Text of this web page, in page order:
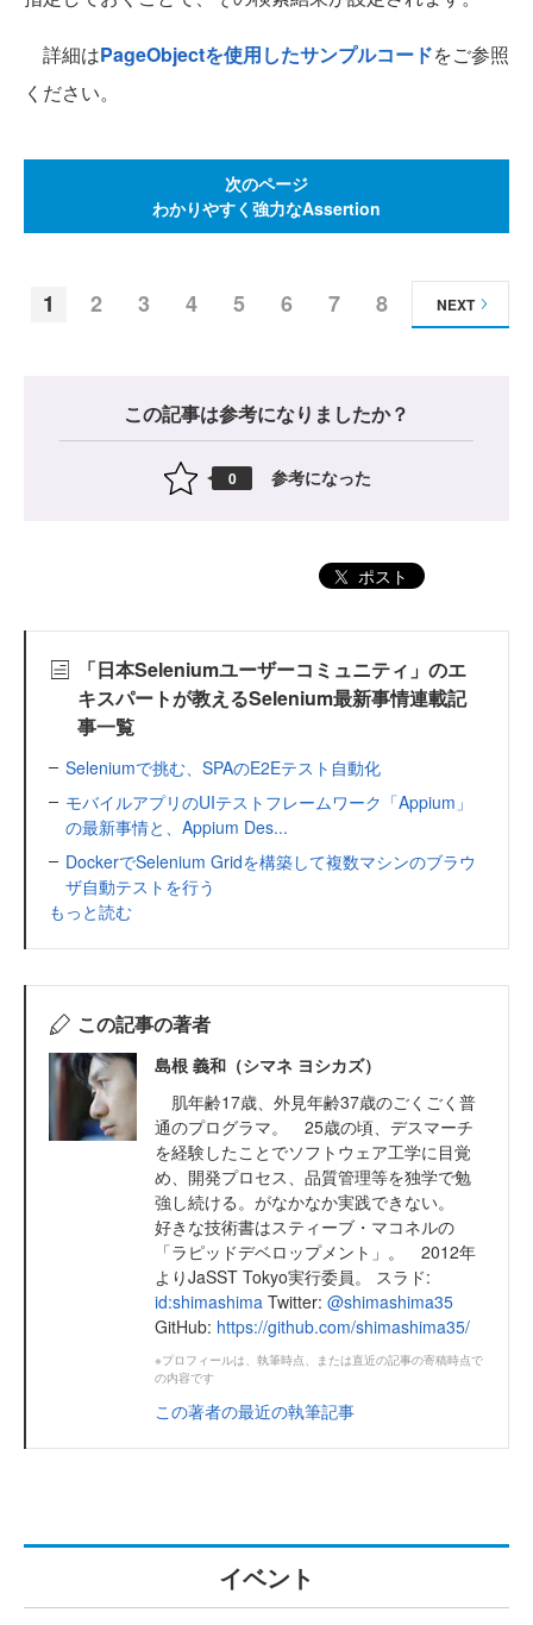
詳細はPageObjectを使用したサンプルコードをご参照
ください。
次のページ
わかりやすく強力なAssertion
1 2 3 4 5 6 7 8 NEXT
この記事は参考になりましたか？
0 参考になった
ポスト
「日本Seleniumユーザーコミュニティ」のエ
キスパートが教えるSelenium最新事情連載記
事一覧
Seleniumで挑む、SPAのE2Eテスト自動化
モバイルアプリのUIテストフレームワーク「Appium」
の最新事情と、Appium Des...
DockerでSelenium Gridを構築して複数マシンのブラウ
ザ自動テストを行う
もっと読む
この記事の著者
島根 義和（シマネ ヨシカズ）
肌年齢17歳、外見年齢37歳のごくごく普
通のプログラマ。 25歳の頃、デスマーチ
を経験したことでソフトウェア工学に目覚
め、開発プロセス、品質管理等を独学で勉
強し続ける。がなかなか実践できない。
好きな技術書はスティーブ・マコネルの
「ラピッドデベロップメント」。 2012年
よりJaSST Tokyo実行委員。 スラド:
id:shimashima Twitter: @shimashima35
GitHub: https://github.com/shimashima35/
※プロフィールは、執筆時点、または直近の記事の寄稿時点で
の内容です
この著者の最近の執筆記事
イベント